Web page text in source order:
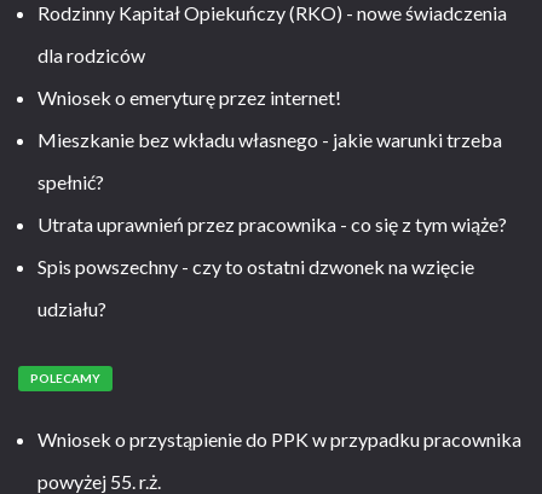
Rodzinny Kapitał Opiekuńczy (RKO) - nowe świadczenia
dla rodziców
Wniosek o emeryturę przez internet!
Mieszkanie bez wkładu własnego - jakie warunki trzeba
spełnić?
Utrata uprawnień przez pracownika - co się z tym wiąże?
Spis powszechny - czy to ostatni dzwonek na wzięcie
udziału?
POLECAMY
Wniosek o przystąpienie do PPK w przypadku pracownika
powyżej 55. r.ż.